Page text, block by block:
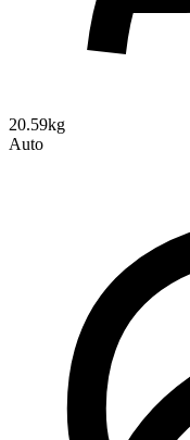
20.59kg
Auto